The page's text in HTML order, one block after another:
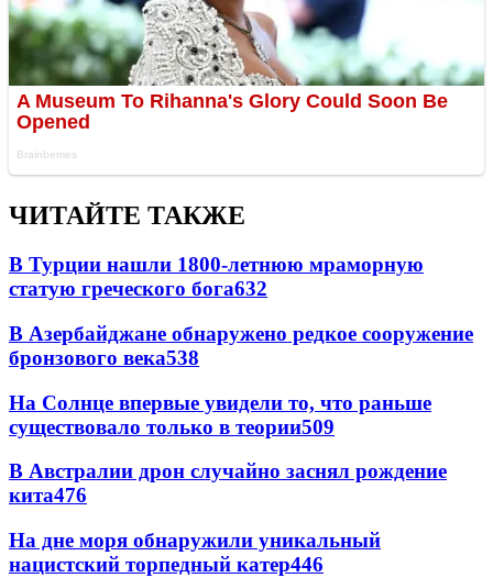
ЧИТАЙТЕ ТАКЖЕ
В Турции нашли 1800-летнюю мраморную
статую греческого бога632
В Азербайджане обнаружено редкое сооружение
бронзового века538
На Солнце впервые увидели то, что раньше
существовало только в теории509
В Австралии дрон случайно заснял рождение
кита476
На дне моря обнаружили уникальный
нацистский торпедный катер446